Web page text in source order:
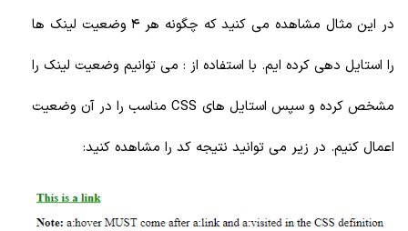
در این مثال مشاهده می کنید که چگونه هر 4 وضعیت لینک ها
را استایل دهی کرده ایم. با استفاده از : می توانیم وضعیت لینک را
مشخص کرده و سپس استایل های CSS مناسب را در آن وضعیت
اعمال کنیم. در زیر می توانید نتیجه کد را مشاهده کنید: